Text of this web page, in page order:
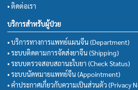
• ติดต่อเรา
บริการสำหรับผู้ป่วย
• บริการทางการแพทย์แผนจีน (Department)
• ระบบติดตามการจัดส่งยาจีน (Shipping)
• ระบบตรวจสอบสถานะใบยา (Check Status)
• ระบบนัดหมายแพทย์จีน (Appointment)
• คำประกาศเกี่ยวกับความเป็นส่วนตัว (Privacy